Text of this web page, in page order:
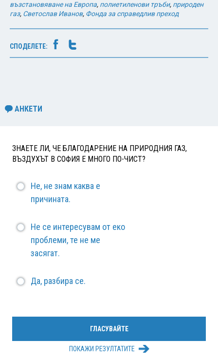
възстановяване на Европа, полиетиленови тръби, природен
газ, Светослав Иванов, Фонда за справедлив преход
СПОДЕЛЕТЕ:
АНКЕТИ
ЗНАЕТЕ ЛИ, ЧЕ БЛАГОДАРЕНИЕ НА ПРИРОДНИЯ ГАЗ,
ВЪЗДУХЪТ В СОФИЯ Е МНОГО ПО-ЧИСТ?
Не, не знам каква е
причината.
Не се интересувам от еко
проблеми, те не ме
засягат.
Да, разбира се.
ПОКАЖИ РЕЗУЛТАТИТЕ